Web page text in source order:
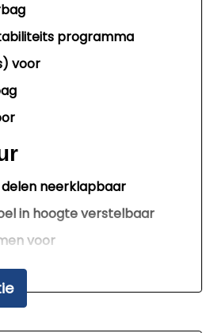
programma
voor
neerklapbaar
in hoogte verstelbaar
voor
snelheidsafhankelijk